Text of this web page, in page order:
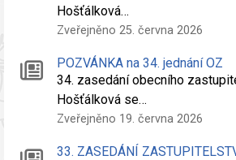
Hošťálková…
Zveřejněno 25. června 2026
POZVÁNKA na 34. jednání OZ
34. zasedání obecního
Hošťálková se…
Zveřejněno 19. června 2026
33. ZASEDÁNÍ